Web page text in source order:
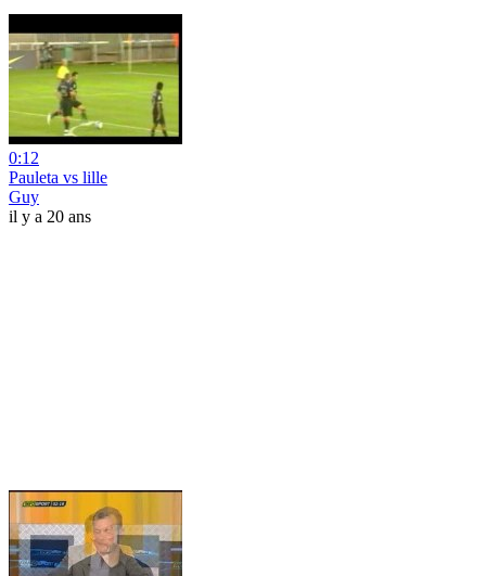
0:12
Pauleta vs lille
Guy
il y a 20 ans